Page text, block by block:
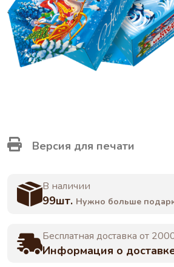
Версия для печати
В наличии
99шт. Нужно больше
Бесплатная доставка от
Информация о